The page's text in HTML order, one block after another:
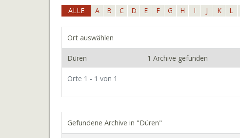
ALLE
A B C D E F G H I J K L
Ort auswählen
Düren 1 Archive gefunden
Orte 1 - 1 von 1
Gefundene Archive in "Düren"